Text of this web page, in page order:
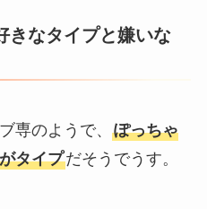
きなタイプと嫌いな
専のようで、 ぽっちゃ
タイプだそうでうす。